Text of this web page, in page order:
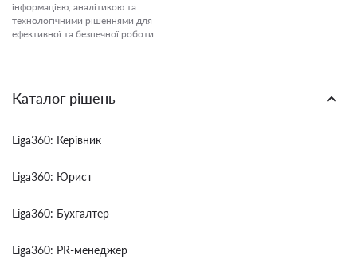
інформацією, аналітикою та
технологічними рішеннями для
ефективної та безпечної роботи.
Каталог рішень
Liga360: Керівник
Liga360: Юрист
Liga360: Бухгалтер
Liga360: PR-менеджер